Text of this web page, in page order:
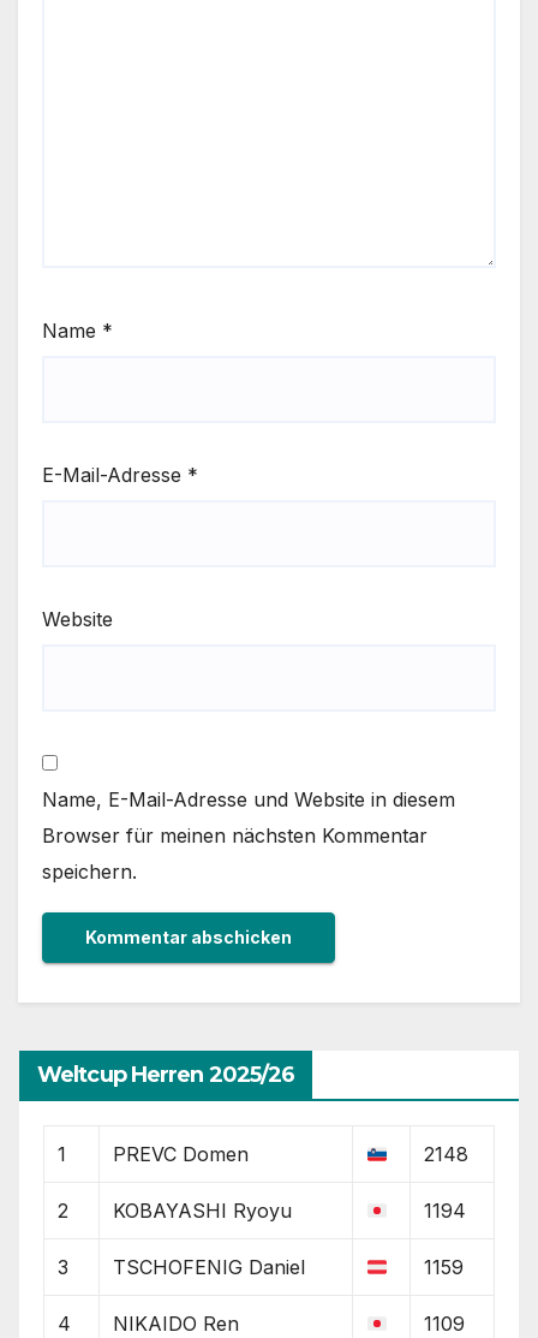
Name *
E-Mail-Adresse *
Website
Name, E-Mail-Adresse und Website in diesem
Browser für meinen nächsten Kommentar
speichern.
Weltcup Herren 2025/26
1 PREVC Domen 2148
2 KOBAYASHI Ryoyu 1194
3 TSCHOFENIG Daniel 1159
4 NIKAIDO Ren 1109